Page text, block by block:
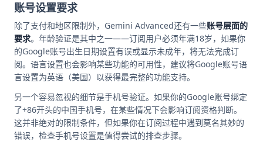
账号设置要求
除了支付和地区限制外，Gemini Advanced还有一些账号层面的
要求。年龄验证是其中之一——订阅用户必须年满18岁，如果你
的Google账号出生日期设置有误或显示未成年，将无法完成订
阅。语言设置也会影响某些功能的可用性，建议将Google账号语
言设置为英语（美国）以获得最完整的功能支持。
另一个容易忽视的细节是手机号验证。如果你的Google账号绑定
了+86开头的中国手机号，在某些情况下会影响订阅资格判断。
这并非绝对的限制条件，但如果你在订阅过程中遇到莫名其妙的
错误，检查手机号设置是值得尝试的排查步骤。